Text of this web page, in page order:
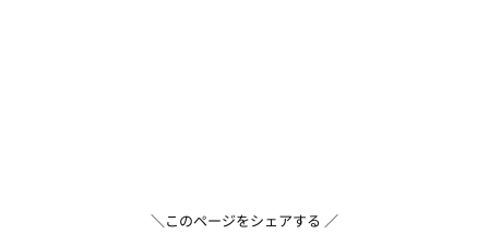
＼このページをシェアする ／